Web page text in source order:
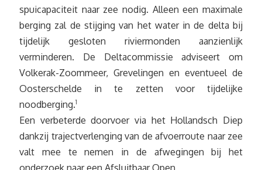
spuicapaciteit naar zee nodig. Alleen een maximale
berging zal de stijging van het water in de delta bij
tijdelijk gesloten riviermonden aanzienlijk
verminderen. De Deltacommissie adviseert om
Volkerak-Zoommeer, Grevelingen en eventueel de
Oosterschelde in te zetten voor tijdelijke
noodberging.1
Een verbeterde doorvoer via het Hollandsch Diep
dankzij trajectverlenging van de afvoerroute naar zee
valt mee te nemen in de afwegingen bij het
onderzoek naar een Afsluitbaar Open